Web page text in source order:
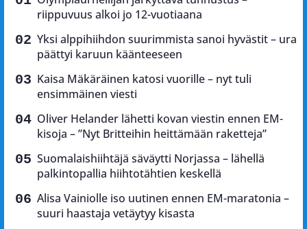
riippuvuus alkoi jo 12-vuotiaana
Yksi alppihiihdon suurimmista sanoi hyvästit – ura
päättyi karuun käänteeseen
Kaisa Mäkäräinen katosi vuorille – nyt tuli
ensimmäinen viesti
Oliver Helander lähetti kovan viestin ennen EM-
kisoja – ”Nyt Britteihin heittämään raketteja”
Suomalaishiihtäjä säväytti Norjassa – lähellä
palkintopallia hiihtotähtien keskellä
Alisa Vainiolle iso uutinen ennen EM-maratonia –
suuri haastaja vetäytyy kisasta